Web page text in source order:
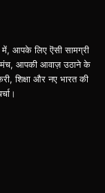
आपके लिए ऎसी सामग्री
आपकी आवाज़ उठाने के
शिक्षा और नए भारत की